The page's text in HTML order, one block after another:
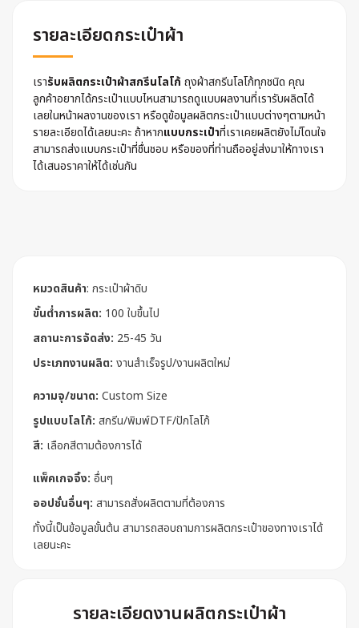
รายละเอียดกระเป๋าผ้า
เรารับผลิตกระเป๋าผ้าสกรีนโลโก้ ถุงผ้าสกรีนโลโก้ทุกชนิด คุณ
ลูกค้าอยากได้กระเป๋าแบบไหนสามารถดูแบบผลงานที่เรารับผลิตได้
เลยในหน้าผลงานของเรา หรือดูข้อมูลผลิตกระเป๋าแบบต่างๆตามหน้า
รายละเอียดได้เลยนะคะ ถ้าหากแบบกระเป๋าที่เราเคยผลิตยังไม่โดนใจ
สามารถส่งแบบกระเป๋าที่ชื่นชอบ หรือของที่ท่านถืออยู่ส่งมาให้ทางเรา
ได้เสนอราคาให้ได้เช่นกัน
หมวดสินค้า: กระเป๋าผ้าดิบ
ขั้นต่ำการผลิต: 100 ใบขึ้นไป
สถานะการจัดส่ง: 25-45 วัน
ประเภทงานผลิต: งานสำเร็จรูป/งานผลิตใหม่
ความจุ/ขนาด: Custom Size
รูปแบบโลโก้: สกรีน/พิมพ์DTF/ปักโลโก้
สี: เลือกสีตามต้องการได้
แพ็คเกจจิ้ง: อื่นๆ
ออปชั่นอื่นๆ: สามารถสั่งผลิตตามที่ต้องการ
ทั้งนี้เป็นข้อมูลขั้นต้น สามารถสอบถามการผลิตกระเป๋าของทางเราได้
เลยนะคะ
รายละเอียดงานผลิตกระเป๋าผ้า